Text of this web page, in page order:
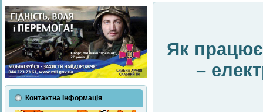
Контактна інформація
Як
–